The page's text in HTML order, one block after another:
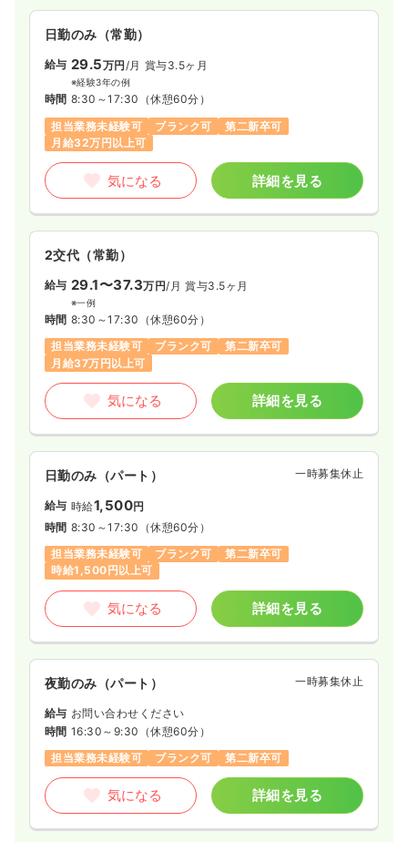
日勤のみ（常勤）
給与 29.5万円/月 賞与3.5ヶ月
※経験3年の例
時間 8:30～17:30 （休憩60分）
担当業務未経験可
ブランク可
第二新卒可
月給32万円以上可
気になる 詳細を見る
2交代（常勤）
給与 29.1〜37.3万円/月 賞与3.5ヶ月
※一例
時間 8:30～17:30 （休憩60分）
担当業務未経験可
ブランク可
第二新卒可
月給37万円以上可
気になる 詳細を見る
日勤のみ（パート） 一時募集休止
給与 時給1,500円
時間 8:30～17:30 （休憩60分）
担当業務未経験可
ブランク可
第二新卒可
時給1,500円以上可
気になる 詳細を見る
夜勤のみ（パート） 一時募集休止
給与 お問い合わせください
時間 16:30～9:30 （休憩60分）
担当業務未経験可
ブランク可 第二新卒可
気になる 詳細を見る